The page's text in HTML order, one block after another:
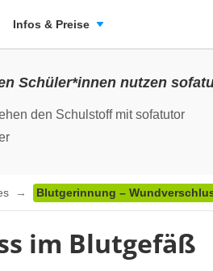
Infos & Preise
Schüler*innen nutzen
den Schulstoff mit sofatutor
Blutgerinnung –
im Blutgefäß